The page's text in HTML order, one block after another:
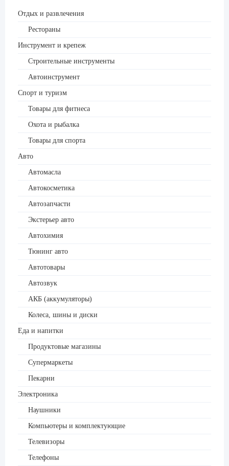
Отдых и развлечения
Рестораны
Инструмент и крепеж
Строительные инструменты
Автоинструмент
Спорт и туризм
Товары для фитнеса
Охота и рыбалка
Товары для спорта
Авто
Автомасла
Автокосметика
Автозапчасти
Экстерьер авто
Автохимия
Тюнинг авто
Автотовары
Автозвук
АКБ (аккумуляторы)
Колеса, шины и диски
Еда и напитки
Продуктовые магазины
Супермаркеты
Пекарни
Электроника
Наушники
Компьютеры и комплектующие
Телевизоры
Телефоны